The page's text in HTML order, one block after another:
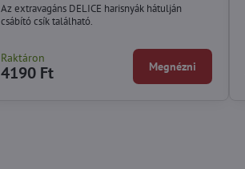
Az extravagáns DELICE harisnyák hátulján
csábító csík található.
Raktáron
4190 Ft Megnézni